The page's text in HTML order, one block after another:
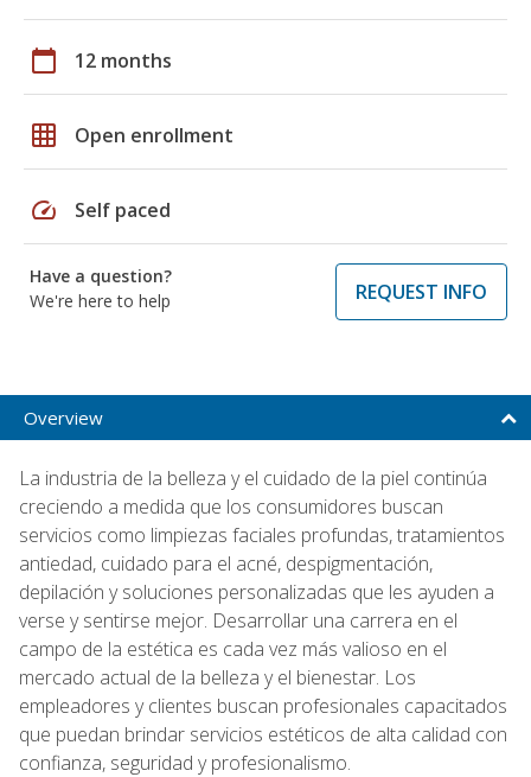
calendar_today 12 months
grid_on Open enrollment
speed Self paced
Have a question?
We're here to help
REQUEST INFO
Overview
La industria de la belleza y el cuidado de la piel continúa
creciendo a medida que los consumidores buscan
servicios como limpiezas faciales profundas, tratamientos
antiedad, cuidado para el acné, despigmentación,
depilación y soluciones personalizadas que les ayuden a
verse y sentirse mejor. Desarrollar una carrera en el
campo de la estética es cada vez más valioso en el
mercado actual de la belleza y el bienestar. Los
empleadores y clientes buscan profesionales capacitados
que puedan brindar servicios estéticos de alta calidad con
confianza, seguridad y profesionalismo.